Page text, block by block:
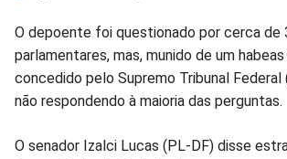
O depoente foi questionado por cerca de
parlamentares, mas, munido de um
concedido pelo Supremo Tribunal Federal
não respondendo à maioria das perguntas.
O senador Izalci Lucas (PL-DF) disse